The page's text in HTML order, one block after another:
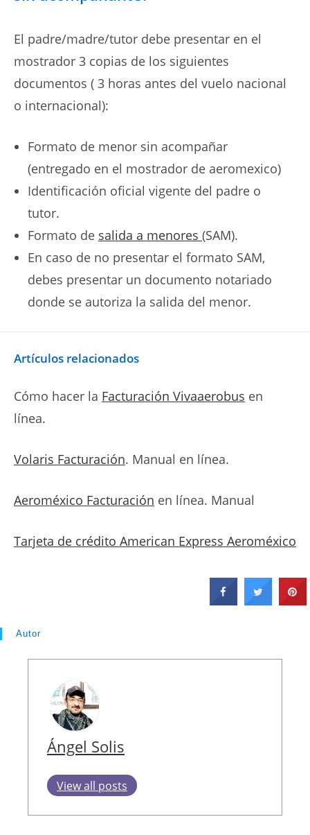
El padre/madre/tutor debe presentar en el
mostrador 3 copias de los siguientes
documentos ( 3 horas antes del vuelo nacional
o internacional):
Formato de menor sin acompañar
(entregado en el mostrador de aeromexico)
Identificación oficial vigente del padre o
tutor.
Formato de salida a menores (SAM).
En caso de no presentar el formato SAM,
debes presentar un documento notariado
donde se autoriza la salida del menor.
Artículos relacionados
Cómo hacer la Facturación Vivaaerobus en
línea.
Volaris Facturación. Manual en línea.
Aeroméxico Facturación en línea. Manual
Tarjeta de crédito American Express Aeroméxico
Autor
Ángel Solis
View all posts